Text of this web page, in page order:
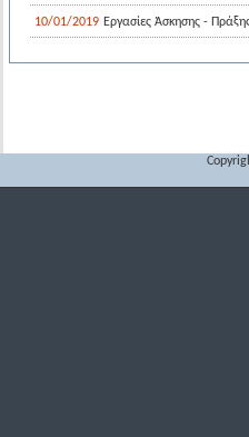
10/01/2019 Εργασίες Άσκησης -